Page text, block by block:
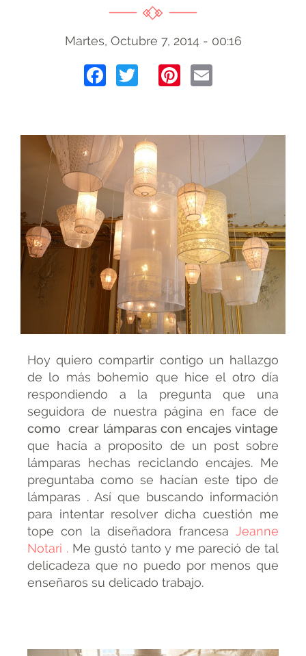
Martes, Octubre 7, 2014 - 00:16
Facebook
TwitterPinterest
Email
Hoy quiero compartir contigo un hallazgo
de lo más bohemio que hice el otro día
respondiendo a la pregunta que una
seguidora de nuestra página en face de
como crear lámparas con encajes vintage
que hacía a proposito de un post sobre
lámparas hechas reciclando encajes. Me
preguntaba como se hacían este tipo de
lámparas . Así que buscando información
para intentar resolver dicha cuestión me
tope con la diseñadora francesa Jeanne
Notari .Me gustó tanto y me pareció de tal
delicadeza que no puedo por menos que
enseñaros su delicado trabajo.